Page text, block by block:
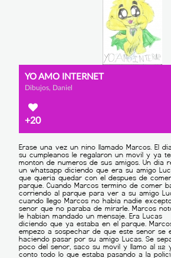
YO AMO INTERNET
Dibujos, Daniel
+20